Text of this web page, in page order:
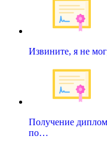
Извините, я не
Получение
по…